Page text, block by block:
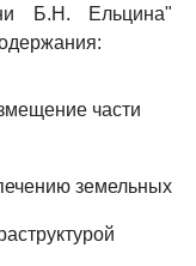
Б.Н. Ельцина"
части
земельных